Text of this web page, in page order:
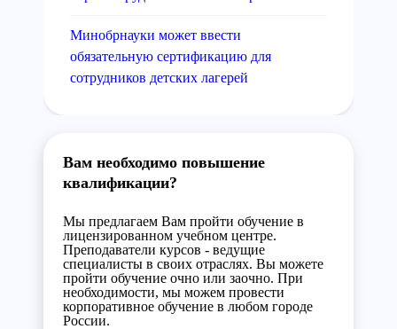
Минобрнауки может ввести
обязательную сертификацию для
сотрудников детских лагерей
Вам необходимо повышение
квалификации?
Мы предлагаем Вам пройти обучение в
лицензированном учебном центре.
Преподаватели курсов - ведущие
специалисты в своих отраслях. Вы можете
пройти обучение очно или заочно. При
необходимости, мы можем провести
корпоративное обучение в любом городе
России.